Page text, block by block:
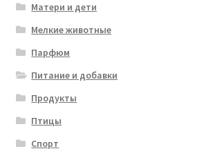
Матери и дети
Мелкие животные
Парфюм
Питание и добавки
Продукты
Птицы
Спорт